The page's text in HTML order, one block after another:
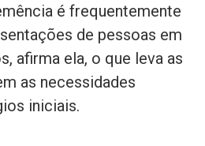
é frequentemente
de pessoas em
afirma ela, o que leva as
as necessidades
iniciais.